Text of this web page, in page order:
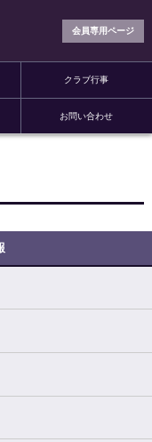
会員専用ページ
クラブ行事
お問い合わせ